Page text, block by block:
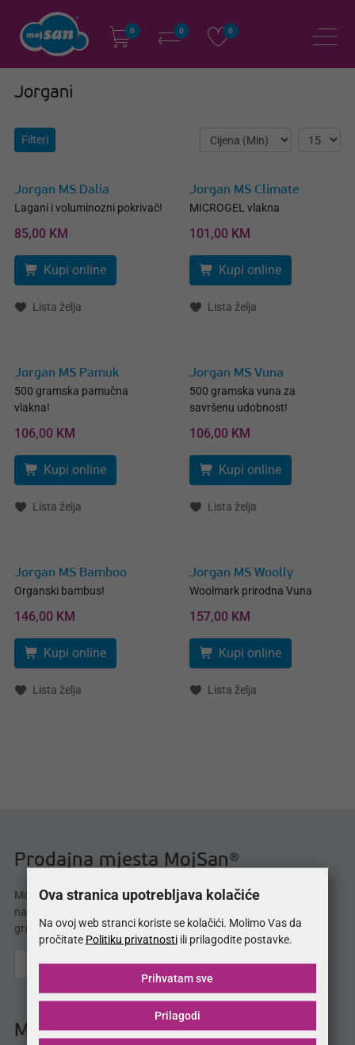
0 0 0
Jorgani
Filteri
Jorgan MS Dalia
Lagani i voluminozni pokrivač!
85,00 KM
Kupi online
Lista želja
Jorgan MS Climate
MICROGEL vlakna
101,00 KM
Kupi online
Lista želja
Jorgan MS Pamuk
500 gramska pamučna
vlakna!
106,00 KM
Kupi online
Lista želja
Jorgan MS Vuna
500 gramska vuna za
savršenu udobnost!
106,00 KM
Kupi online
Lista želja
Jorgan MS Bamboo
Organski bambus!
146,00 KM
Kupi online
Lista želja
Jorgan MS Woolly
Woolmark prirodna Vuna
157,00 KM
Kupi online
Lista želja
Prodajna mjesta MojSan®
MojSan® proizvode možete kupiti u 114 salona
namještaja. Potražite naše proizvode i u Vašem
gradu!
MojSan® katalog
Ova stranica upotrebljava kolačiće
Na ovoj web stranci koriste se kolačići. Molimo Vas da
pročitate Politiku privatnostiili prilagodite postavke.
Prilagodi
Prihvatam sve